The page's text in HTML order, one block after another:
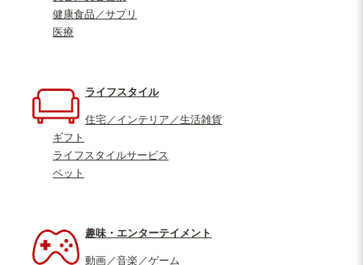
健康食品／サプリ
医療
ライフスタイル
住宅／インテリア／生活雑貨
ギフト
ライフスタイルサービス
ペット
趣味・エンターテイメント
動画／音楽／ゲーム